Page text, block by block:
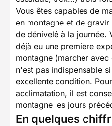
Vous êtes capables de
en montagne et de
de dénivelé à la journée.
déjà eu une première
montagne (marcher
n'est pas indispensable
excellente condition.
acclimatation, il est
montagne les jours
En quelques